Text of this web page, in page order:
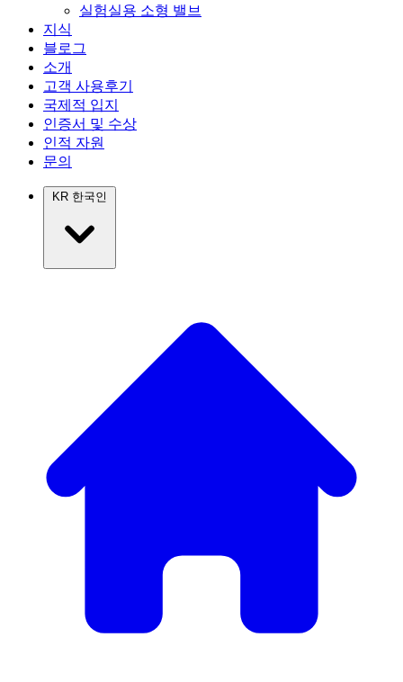
실험실용 소형 밸브
지식
블로그
소개
고객 사용후기
국제적 입지
인증서 및 수상
인적 자원
문의
KR 한국인